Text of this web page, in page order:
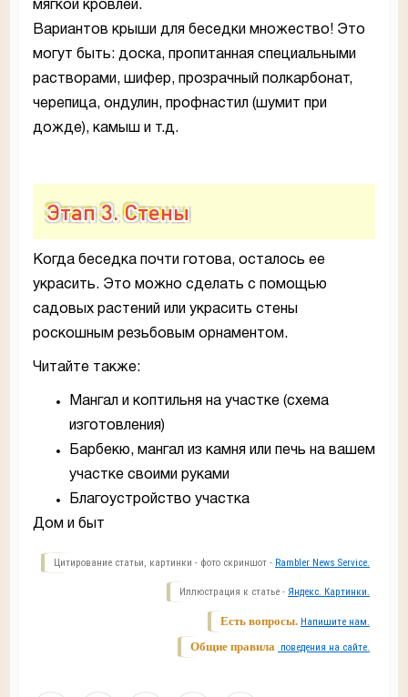
мягкой кровлей.
Вариантов крыши для беседки множество! Это
могут быть: доска, пропитанная специальными
растворами, шифер, прозрачный полкарбонат,
черепица, ондулин, профнастил (шумит при
дожде), камыш и т.д.
Этап 3. Стены
Когда беседка почти готова, осталось ее
украсить. Это можно сделать с помощью
садовых растений или украсить стены
роскошным резьбовым орнаментом.
Читайте также:
Мангал и коптильня на участке (схема
изготовления)
Барбекю, мангал из камня или печь на вашем
участке своими руками
Благоустройство участка
Дом и быт
Цитирование статьи, картинки - фото скриншот - Rambler News Service.
Иллюстрация к статье - Яндекс. Картинки.
Есть вопросы. Напишите нам.
Общие правила поведения на сайте.